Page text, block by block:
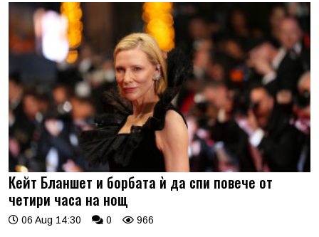
Кейт Бланшет и борбата ѝ да спи повече от
четири часа на нощ
06 Aug 14:30 0 966